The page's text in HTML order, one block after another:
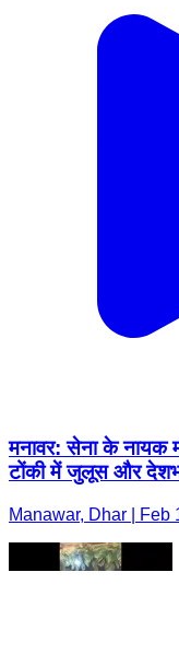
मनावर: सेना के नायक
टोंकी में जुलूस और
Manawar, Dhar | Feb